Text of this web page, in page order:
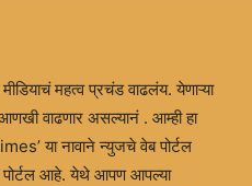
महत्व प्रचंड वाढलंय. येणाऱ्या
आणखी वाढणार असल्यानं . आम्ही हा
या नावाने न्युजचे वेब पोर्टल
आहे. येथे आपण आपल्या